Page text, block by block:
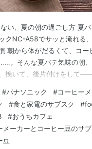
い、夏の朝の過ごし方 夏バ
クNC-A58でサッと淹れる
朝から体がだるくて、コー
。そんな夏バテ気味の朝
挽いて、後片付けをして
す。この記事では、そんな
る、パナソニックの全自動
」を使ったコーヒー習慣につ
バテで家事が億劫な方 ☕ 手
方 🧊 涼しく過ごしたい朝に
#パナソニック #コーヒー
#食と家電のサブスク #
#おうちカフェ
メーカーとコーヒー豆のサ
豆